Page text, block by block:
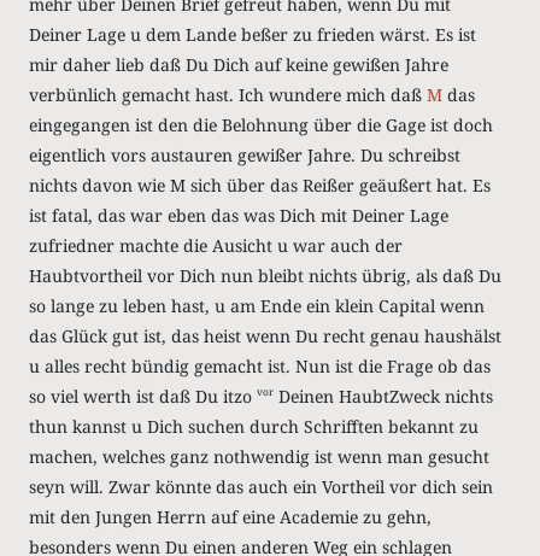
Deiner Lage u dem Lande beßer zu frieden wärst. Es ist
mir daher lieb daß Du Dich auf keine gewißen Jahre
verbünlich gemacht hast. Ich wundere mich daß M das
eingegangen ist den die Belohnung über die Gage ist doch
eigentlich vors austauren gewißer Jahre. Du schreibst
nichts davon wie M sich über das Reißer geäußert hat. Es
ist fatal, das war eben das was Dich mit Deiner Lage
zufriedner machte die Ausicht u war auch der
Haubtvortheil vor Dich nun bleibt nichts übrig, als daß Du
so lange zu leben hast, u am Ende ein klein Capital wenn
das Glück gut ist, das heist wenn Du recht genau haushälst
u alles recht bündig gemacht ist. Nun ist die Frage ob das
so viel werth ist daß Du itzo vor Deinen HaubtZweck nichts
thun kannst u Dich suchen durch Schrifften bekannt zu
machen, welches ganz nothwendig ist wenn man gesucht
seyn will. Zwar könnte das auch ein Vortheil vor dich sein
mit den Jungen Herrn auf eine Academie zu gehn,
besonders wenn Du einen anderen Weg ein schlagen